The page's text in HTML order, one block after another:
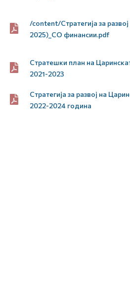
/content/Стратегија за
2025)_СО финансии.pdf
Стратешки план на
2021-2023
Стратегија за развој на
2022-2024 година